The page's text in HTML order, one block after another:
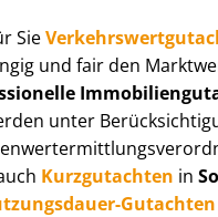
Sie
und fair den
unter
Kurzgutachten in
Gutachten